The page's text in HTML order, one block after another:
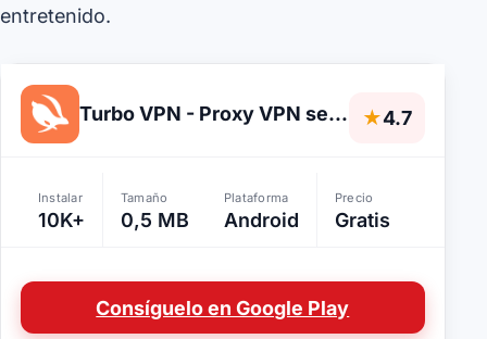
entretenido.
Turbo VPN - Proxy VPN seguro ★4.7
Instalar
10K+
Tamaño
0,5 MB
Plataforma
Android
Precio
Gratis
Consíguelo en Google Play